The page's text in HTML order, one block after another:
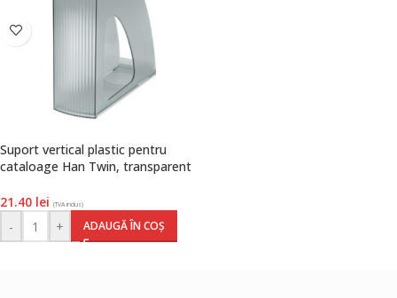
Suport vertical plastic pentru
cataloage Han Twin, transparent
21.40 lei (TVA inclus)
- + ADAUGĂ ÎN COȘ